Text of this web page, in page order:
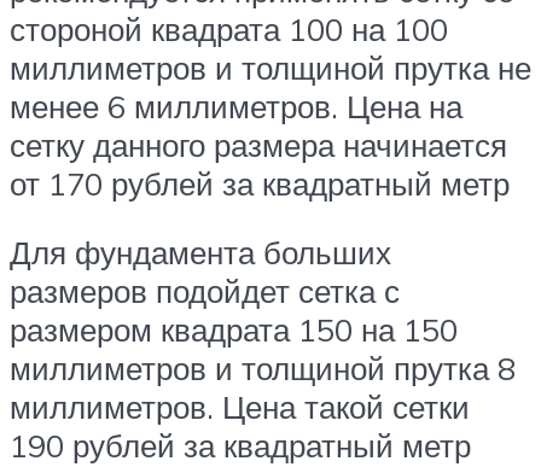
стороной квадрата 100 на 100
миллиметров и толщиной прутка не
менее 6 миллиметров. Цена на
сетку данного размера начинается
от 170 рублей за квадратный метр
Для фундамента больших
размеров подойдет сетка с
размером квадрата 150 на 150
миллиметров и толщиной прутка 8
миллиметров. Цена такой сетки
190 рублей за квадратный метр